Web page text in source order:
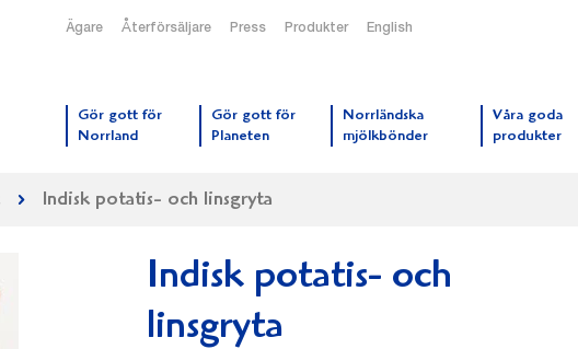
Ägare Återförsäljare Press Produkter English
Gör gott för
Norrland
Gör gott för
Planeten
Norrländska
mjölkbönder
Våra goda
produkter
Indisk potatis- och linsgryta
Indisk potatis- och
linsgryta